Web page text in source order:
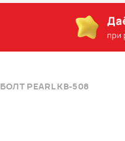
БОЛТ PEARL KB-508